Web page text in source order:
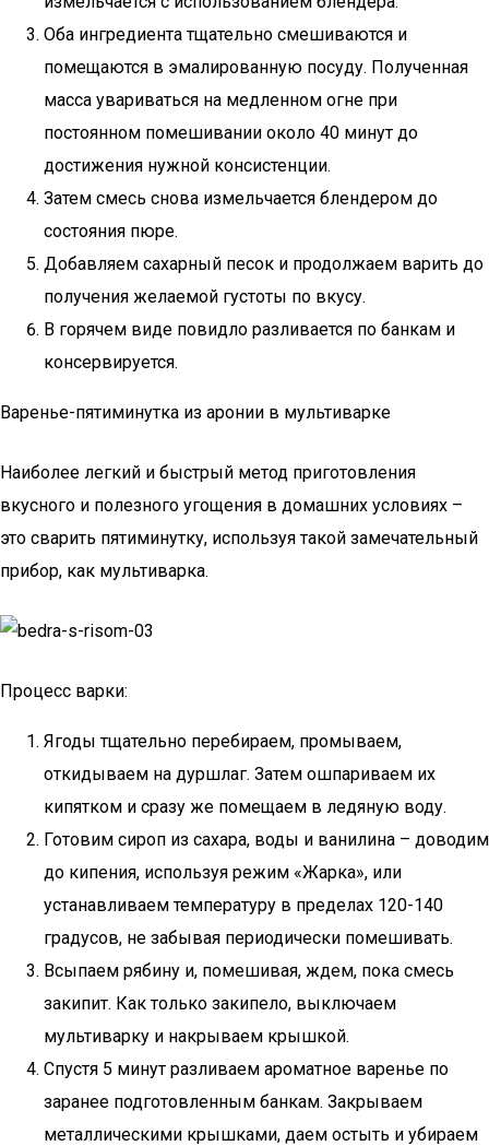
Оба ингредиента тщательно смешиваются и
помещаются в эмалированную посуду. Полученная
масса увариваться на медленном огне при
постоянном помешивании около 40 минут до
достижения нужной консистенции.
Затем смесь снова измельчается блендером до
состояния пюре.
Добавляем сахарный песок и продолжаем варить до
получения желаемой густоты по вкусу.
В горячем виде повидло разливается по банкам и
консервируется.
Варенье-пятиминутка из аронии в мультиварке
Наиболее легкий и быстрый метод приготовления
вкусного и полезного угощения в домашних условиях –
это сварить пятиминутку, используя такой замечательный
прибор, как мультиварка.
Процесс варки:
Ягоды тщательно перебираем, промываем,
откидываем на дуршлаг. Затем ошпариваем их
кипятком и сразу же помещаем в ледяную воду.
Готовим сироп из сахара, воды и ванилина – доводим
до кипения, используя режим «Жарка», или
устанавливаем температуру в пределах 120-140
градусов, не забывая периодически помешивать.
Всыпаем рябину и, помешивая, ждем, пока смесь
закипит. Как только закипело, выключаем
мультиварку и накрываем крышкой.
Спустя 5 минут разливаем ароматное варенье по
заранее подготовленным банкам. Закрываем
металлическими крышками, даем остыть и убираем